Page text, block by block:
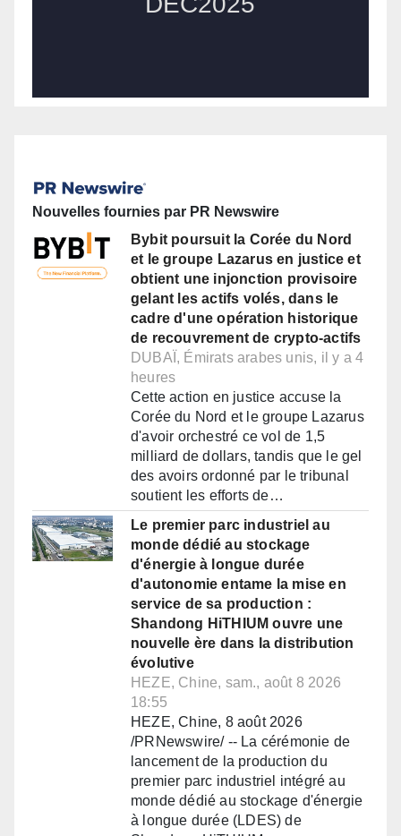
Nouvelles fournies par PR Newswire
Bybit poursuit la Corée du Nord
et le groupe Lazarus en justice et
obtient une injonction provisoire
gelant les actifs volés, dans le
cadre d'une opération historique
de recouvrement de crypto-actifs
DUBAÏ, Émirats arabes unis, il y a 4
heures
Cette action en justice accuse la
Corée du Nord et le groupe Lazarus
d'avoir orchestré ce vol de 1,5
milliard de dollars, tandis que le gel
des avoirs ordonné par le tribunal
soutient les efforts de…
Le premier parc industriel au
monde dédié au stockage
d'énergie à longue durée
d'autonomie entame la mise en
service de sa production :
Shandong HiTHIUM ouvre une
nouvelle ère dans la distribution
évolutive
HEZE, Chine, sam., août 8 2026
18:55
HEZE, Chine, 8 août 2026
/PRNewswire/ -- La cérémonie de
lancement de la production du
premier parc industriel intégré au
monde dédié au stockage d'énergie
à longue durée (LDES) de